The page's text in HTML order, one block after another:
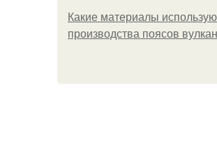
Какие материалы
производства поясов вулкан